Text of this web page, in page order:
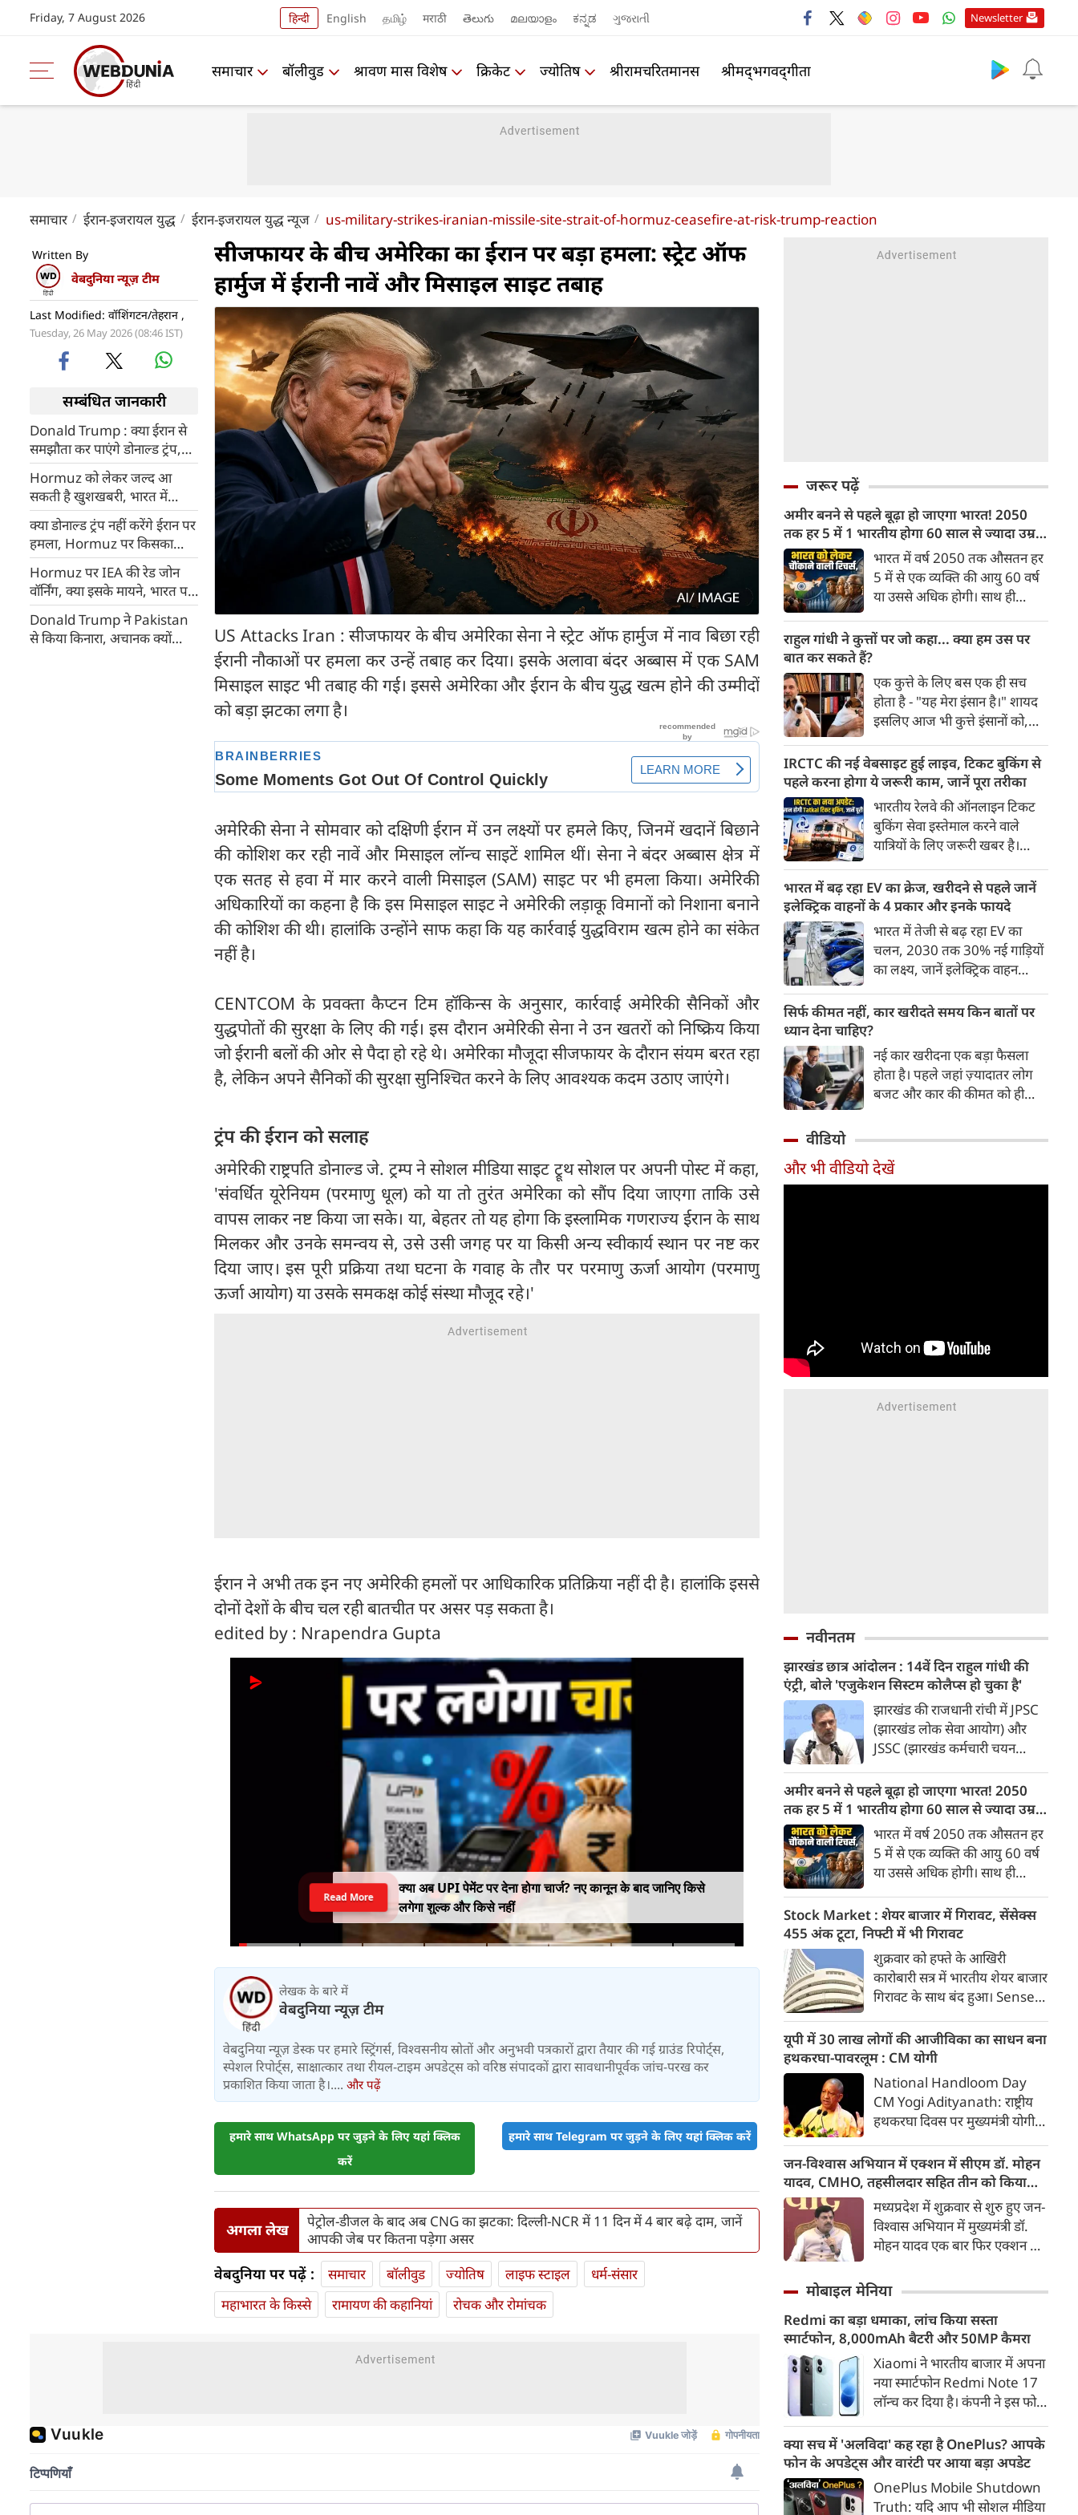
Friday, 7 August 2026 हिन्दी English தமிழ் मराठी తెలుగు മലയാളം ಕನ್ನಡ ગુજરાતી Newsletter
समाचार बॉलीवुड श्रावण मास विशेष क्रिकेट ज्योतिष श्रीरामचरितमानस श्रीमद्‍भगवद्‍गीता
समाचार ईरान-इजरायल युद्ध ईरान-इजरायल युद्ध न्यूज us-military-strikes-iranian-missile-site-strait-of-hormuz-ceasefire-at-risk-trump-reaction
Written By
वेबदुनिया न्यूज़ टीम
Last Modified: वॉशिंगटन/तेहरान ,
Tuesday, 26 May 2026 (08:46 IST)
सम्बंधित जानकारी
Donald Trump : क्या ईरान से
समझौता कर पाएंगे डोनाल्ड ट्रंप,
बराक ओबामा को क्यों किया याद
Hormuz को लेकर जल्द आ
सकती है खुशखबरी, भारत में
Marco Rubio का बड़ा बयान
क्या डोनाल्ड ट्रंप नहीं करेंगे ईरान पर
हमला, Hormuz पर किसका
कंट्रोल, तय हुआ शांति समझौता
Hormuz पर IEA की रेड जोन
वॉर्निंग, क्या इसके मायने, भारत पर
क्या होगा असर, हालात सामान्य
होने में कितना समय लगेगा
Donald Trump ने Pakistan
से किया किनारा, अचानक क्यों
सीजफायर के बीच अमेरिका का ईरान पर बड़ा हमला: स्ट्रेट ऑफ
हार्मुज में ईरानी नावें और मिसाइल साइट तबाह
US Attacks Iran : सीजफायर के बीच अमेरिका सेना ने स्ट्रेट ऑफ हार्मुज में नाव बिछा रही
ईरानी नौकाओं पर हमला कर उन्हें तबाह कर दिया। इसके अलावा बंदर अब्बास में एक SAM
मिसाइल साइट भी तबाह की गई। इससे अमेरिका और ईरान के बीच युद्ध खत्म होने की उम्मीदों
को बड़ा झटका लगा है।
अमेरिकी सेना ने सोमवार को दक्षिणी ईरान में उन लक्ष्यों पर हमले किए, जिनमें खदानें बिछाने
की कोशिश कर रही नावें और मिसाइल लॉन्च साइटें शामिल थीं। सेना ने बंदर अब्बास क्षेत्र में
एक सतह से हवा में मार करने वाली मिसाइल (SAM) साइट पर भी हमला किया। अमेरिकी
अधिकारियों का कहना है कि इस मिसाइल साइट ने अमेरिकी लड़ाकू विमानों को निशाना बनाने
की कोशिश की थी। हालांकि उन्होंने साफ कहा कि यह कार्रवाई युद्धविराम खत्म होने का संकेत
नहीं है।
CENTCOM के प्रवक्ता कैप्टन टिम हॉकिन्स के अनुसार, कार्रवाई अमेरिकी सैनिकों और
युद्धपोतों की सुरक्षा के लिए की गई। इस दौरान अमेरिकी सेना ने उन खतरों को निष्क्रिय किया
जो ईरानी बलों की ओर से पैदा हो रहे थे। अमेरिका मौजूदा सीजफायर के दौरान संयम बरत रहा
है, लेकिन अपने सैनिकों की सुरक्षा सुनिश्चित करने के लिए आवश्यक कदम उठाए जाएंगे।
ट्रंप की ईरान को सलाह
अमेरिकी राष्ट्रपति डोनाल्ड जे. ट्रम्प ने सोशल मीडिया साइट ट्रूथ सोशल पर अपनी पोस्ट में कहा,
'संवर्धित यूरेनियम (परमाणु धूल) को या तो तुरंत अमेरिका को सौंप दिया जाएगा ताकि उसे
वापस लाकर नष्ट किया जा सके। या, बेहतर तो यह होगा कि इस्लामिक गणराज्य ईरान के साथ
मिलकर और उनके समन्वय से, उसे उसी जगह पर या किसी अन्य स्वीकार्य स्थान पर नष्ट कर
दिया जाए। इस पूरी प्रक्रिया तथा घटना के गवाह के तौर पर परमाणु ऊर्जा आयोग (परमाणु
ऊर्जा आयोग) या उसके समकक्ष कोई संस्था मौजूद रहे।'
ईरान ने अभी तक इन नए अमेरिकी हमलों पर आधिकारिक प्रतिक्रिया नहीं दी है। हालांकि इससे
दोनों देशों के बीच चल रही बातचीत पर असर पड़ सकता है।
edited by : Nrapendra Gupta
क्या अब UPI पेमेंट पर देना होगा चार्ज? नए कानून के बाद जानिए किसे
लगेगा शुल्क और किसे नहीं
Read More
लेखक के बारे में
वेबदुनिया न्यूज़ टीम
वेबदुनिया न्यूज़ डेस्क पर हमारे स्ट्रिंगर्स, विश्वसनीय स्रोतों और अनुभवी पत्रकारों द्वारा तैयार की गई ग्राउंड रिपोर्ट्स,
स्पेशल रिपोर्ट्स, साक्षात्कार तथा रीयल-टाइम अपडेट्स को वरिष्ठ संपादकों द्वारा सावधानीपूर्वक जांच-परख कर
प्रकाशित किया जाता है।.... और पढ़ें
हमारे साथ WhatsApp पर जुड़ने के लिए यहां क्लिक
करें
हमारे साथ Telegram पर जुड़ने के लिए यहां क्लिक करें
अगला लेख
पेट्रोल-डीजल के बाद अब CNG का झटका: दिल्ली-NCR में 11 दिन में 4 बार बढ़े दाम, जानें
आपकी जेब पर कितना पड़ेगा असर
वेबदुनिया पर पढ़ें : समाचार बॉलीवुड ज्योतिष लाइफ स्‍टाइल
धर्म-संसार
महाभारत के किस्से
रामायण की कहानियां रोचक और रोमांचक
जरूर पढ़ें
अमीर बनने से पहले बूढ़ा हो जाएगा भारत! 2050
तक हर 5 में 1 भारतीय होगा 60 साल से ज्यादा उम्र
का
भारत में वर्ष 2050 तक औसतन हर
5 में से एक व्यक्ति की आयु 60 वर्ष
या उससे अधिक होगी। साथ ही
भारत में रहेंगे। ‘ट्रांसफॉर्म रूरल
अनुसार भारत विकसित देशों के
विपरीत समृद्ध बनने से पहले ही वृद्ध
होती आबादी वाले देश की श्रेणी में
पहुंच रहा है।
राहुल गांधी ने कुत्तों पर जो कहा... क्या हम उस पर
बात कर सकते हैं?
एक कुत्ते के लिए बस एक ही सच
होता है - "यह मेरा इंसान है।" शायद
इसलिए आज भी कुत्ते इंसानों को,
भू-राजनीति से लेकर कृत्रिम
बुद्धिमत्ता, जलवायु परिवर्तन से लेकर
क्रिकेट तक हर विषय पर बहस कर
सकते हैं, तो उस जीव पर भी एक
गंभीर चर्चा बनती है जिसने किसी भी
सभ्यता से पहले इंसान का साथ चुना
था। दुर्भाग्य यह है कि आज कुत्तों के
बारे में हमारी राय पशु-चिकित्सकों,
व्यवहार वैज्ञानिकों या विशेषज्ञों से
कम... और व्हाट्सऐप यूनिवर्सिटी से
ज़्यादा बनती है।
IRCTC की नई वेबसाइट हुई लाइव, टिकट बुकिंग से
पहले करना होगा ये जरूरी काम, जानें पूरा तरीका
भारतीय रेलवे की ऑनलाइन टिकट
बुकिंग सेवा इस्तेमाल करने वाले
यात्रियों के लिए जरूरी खबर है।
वेबसाइट का बीटा वर्जन लॉन्च कर
दिया है। करीब 24 साल पुराने
इंटरफेस के बाद वेबसाइट को नए
डिजाइन और कई नए फीचर्स के साथ
अपडेट किया गया है।
भारत में बढ़ रहा EV का क्रेज, खरीदने से पहले जानें
इलेक्ट्रिक वाहनों के 4 प्रकार और इनके फायदे
भारत में तेजी से बढ़ रहा EV का
चलन, 2030 तक 30% नई गाड़ियों
का लक्ष्य, जानें इलेक्ट्रिक वाहन
200 अरब रुपए का मौका
सिर्फ कीमत नहीं, कार खरीदते समय किन बातों पर
ध्यान देना चाहिए?
नई कार खरीदना एक बड़ा फैसला
होता है। पहले जहां ज़्यादातर लोग
बजट और कार की कीमत को ही
खरीदते समय किन बातों पर ध्यान
देना चाहिए।
वीडियो
और भी वीडियो देखें
नवीनतम
झारखंड छात्र आंदोलन : 14वें दिन राहुल गांधी की
एंट्री, बोले 'एजुकेशन सिस्टम कोलैप्स हो चुका है'
झारखंड की राजधानी रांची में JPSC
(झारखंड लोक सेवा आयोग) और
JSSC (झारखंड कर्मचारी चयन
धांधली, पेपर लीक और परीक्षा
माफियाओं के खिलाफ छात्रों का
विरोध प्रदर्शन उग्र रूप ले चुका है।
आंदोलन के 14वें दिन इस मामले में
उस वक्त बड़ा मोड़ आया जब
लोकसभा में विपक्ष के नेता राहुल
गांधी ने सीधे आंदोलनकारी छात्रों से
संवाद साधा।
अमीर बनने से पहले बूढ़ा हो जाएगा भारत! 2050
तक हर 5 में 1 भारतीय होगा 60 साल से ज्यादा उम्र
का
भारत में वर्ष 2050 तक औसतन हर
5 में से एक व्यक्ति की आयु 60 वर्ष
या उससे अधिक होगी। साथ ही
भारत में रहेंगे। ‘ट्रांसफॉर्म रूरल
इंडिया’ (टीआरआई) की रिचर्स के
अनुसार भारत विकसित देशों के
विपरीत समृद्ध बनने से पहले ही वृद्ध
होती आबादी वाले देश की श्रेणी में
पहुंच रहा है।
Stock Market : शेयर बाजार में गिरावट, सेंसेक्स
455 अंक टूटा, निफ्टी में भी गिरावट
शुक्रवार को हफ्ते के आखिरी
कारोबारी सत्र में भारतीय शेयर बाजार
गिरावट के साथ बंद हुआ। Sensex
गिरकर 78,499.17 के स्तर पर बंद
हुआ। वहीं, Nifty 50 में 65.35
अंक यानी 0.27 फीसदी की गिरावट
रही और यह 24,570.65 के स्तर
पर बंद हुआ। शुक्रवार को सेंसेक्स
438.68 अंक यानी 0.56 फीसदी
गिरकर 78,516.08 के स्तर पर
खुला था। वहीं निफ्टी 97.10 अंक
यानी 0.39 फीसदी की गिरावट के
साथ 24,538.90 के स्तर पर खुला।
यूपी में 30 लाख लोगों की आजीविका का साधन बना
हथकरघा-पावरलूम : CM योगी
National Handloom Day
CM Yogi Adityanath: राष्ट्रीय
हथकरघा दिवस पर मुख्यमंत्री योगी
उत्थान के लिए सरकार की प्रतिबद्धता
दोहराई। उन्होंने कहा कि यूपी में
हथकरघा और पावरलूम से करीब 30
लाख लोगों की आजीविका जुड़ी है।
जन-विश्वास अभियान में एक्शन में सीएम डॉ. मोहन
यादव, CMHO, तहसीलदार सहित तीन को किया
सस्पेंड
मध्यप्रदेश में शुक्रवार से शुरु हुए जन-
विश्वास अभियान में मुख्यमंत्री डॉ.
मोहन यादव एक बार फिर एक्शन मोड
एक तरफ यहां 'मुख्यमंत्री जन-
तो दूसरी तरफ प्रशासनिक कड़ाई का
स्पष्ट संदेश दिया। उन्होंने शिकायतों
पर सुनवाई करते-करते छिंदवाड़ा के
सीएमएचओ डॉ. नरेश गु्न्नाड़े,
तहसीलदार और पटवारी को तत्काल
डॉ. मोहन ने छिंदवाड़ा कलेक्टर
कार्यालय स्थित लोक सेवा केंद्र का
निरीक्षण कर व्यवस्थाओं का जायजा
लिया। उन्होंने कलेक्ट्रेट कार्यालय में
मोबाइल मेनिया
Redmi का बड़ा धमाका, लांच किया सस्ता
स्मार्टफोन, 8,000mAh बैटरी और 50MP कैमरा
Xiaomi ने भारतीय बाजार में अपना
नया स्मार्टफोन Redmi Note 17
लॉन्च कर दिया है। कंपनी ने इस फोन
डिस्प्ले, 8,000mAh की बड़ी बैटरी
और Qualcomm Snapdragon
चिपसेट के साथ पेश किया है। फोन में
50MP का मेन कैमरा दिया गया है।
क्या सच में 'अलविदा' कह रहा है OnePlus? आपके
फोन के अपडेट्स और वारंटी पर आया बड़ा अपडेट
OnePlus Mobile Shutdown
Truth: यदि आप भी सोशल मीडिया